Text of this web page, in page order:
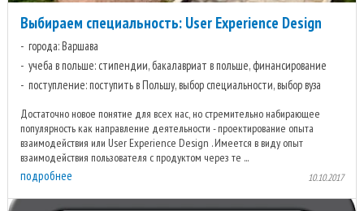
Выбираем специальность: User Experience Design
города: Варшава
учеба в польше: стипендии, бакалавриат в польше, финансирование
поступление: поступить в Польшу, выбор специальности, выбор вуза
Достаточно новое понятие для всех нас, но стремительно набирающее
популярность как направление деятельности - проектирование опыта
взаимодействия или User Experience Design . Имеется в виду опыт
взаимодействия пользователя с продуктом через те ...
подробнее 10.10.2017